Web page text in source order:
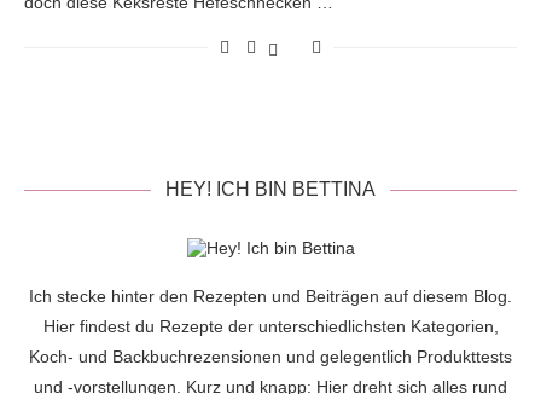
HEY! ICH BIN BETTINA
Ich stecke hinter den Rezepten und Beiträgen auf diesem Blog.
Hier findest du Rezepte der unterschiedlichsten Kategorien,
Koch- und Backbuchrezensionen und gelegentlich Produkttests
und -vorstellungen. Kurz und knapp: Hier dreht sich alles rund